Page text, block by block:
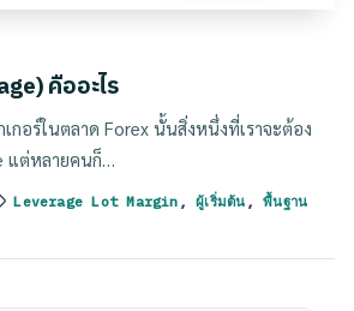
คืออะไร
กอร์ในตลาด Forex นั้นสิ่งหนึ่งที่เราจะต้อง
แต่หลายคนก็…
Leverage Lot Margin ,ผู้เริ่มต้น ,พื้นฐาน